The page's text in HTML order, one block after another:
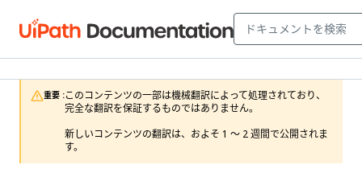
重要 :このコンテンツの一部は機械翻訳によって処理されており、
完全な翻訳を保証するものではありません。
新しいコンテンツの翻訳は、およそ 1 ～ 2 週間で公開されま
す。